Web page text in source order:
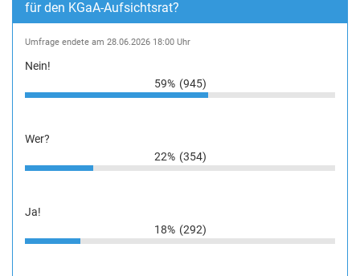
für den KGaA-Aufsichtsrat?
Umfrage endete am 28.06.2026 18:00 Uhr
Nein!
59% (945)
Wer?
22% (354)
Ja!
18% (292)